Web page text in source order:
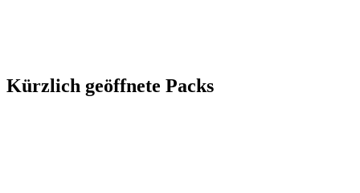
Kürzlich geöffnete Packs